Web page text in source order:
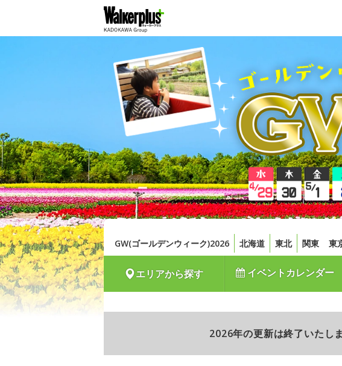
GW(ゴールデンウィーク)2026 北海道 東北 関東 東
エリアから探す イベントカレンダー
2026年の更新は終了いたし